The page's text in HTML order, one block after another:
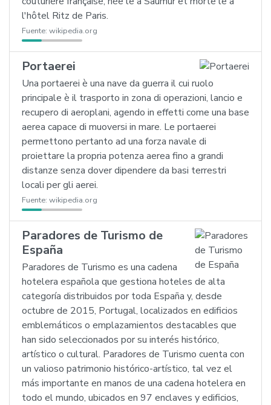
l'hôtel Ritz de Paris.
Fuente: wikipedia.org
Portaerei
Una portaerei è una nave da guerra il cui ruolo
principale è il trasporto in zona di operazioni, lancio e
recupero di aeroplani, agendo in effetti come una base
aerea capace di muoversi in mare. Le portaerei
permettono pertanto ad una forza navale di
proiettare la propria potenza aerea fino a grandi
distanze senza dover dipendere da basi terrestri
locali per gli aerei.
Fuente: wikipedia.org
Paradores de Turismo de
España
Paradores de Turismo es una cadena
hotelera española que gestiona hoteles de alta
categoría distribuidos por toda España y, desde
octubre de 2015, Portugal, localizados en edificios
emblemáticos o emplazamientos destacables que
han sido seleccionados por su interés histórico,
artístico o cultural. Paradores de Turismo cuenta con
un valioso patrimonio histórico-artístico, tal vez el
más importante en manos de una cadena hotelera en
todo el mundo, ubicados en 97 enclaves y edificios,